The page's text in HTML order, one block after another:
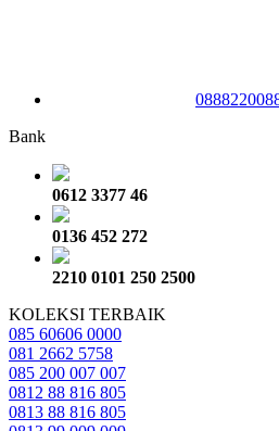
Bank
0612 3377 46
0136 452 272
2210 0101 250 2500
KOLEKSI TERBAIK
085 60606 0000
081 2662 5758
085 200 007 007
0812 88 816 805
0813 88 816 805